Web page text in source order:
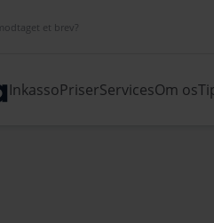
et brev?
InkassoPriserServicesOm os